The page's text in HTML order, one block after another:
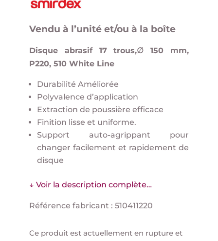
Vendu à l’unité et/ou à la boîte
Disque abrasif 17 trous,∅ 150 mm,
P220, 510 White Line
Durabilité Améliorée
Polyvalence d’application
Extraction de poussière efficace
Finition lisse et uniforme.
Support auto-agrippant pour
changer facilement et rapidement de
disque
↓ Voir la description complète…
Référence fabricant : 510411220
Ce produit est actuellement en rupture et